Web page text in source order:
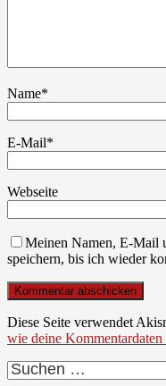
Name*
E-Mail*
Webseite
Meinen Namen, E-Mail
speichern, bis ich wieder
Diese Seite verwendet
wie deine
Suchen